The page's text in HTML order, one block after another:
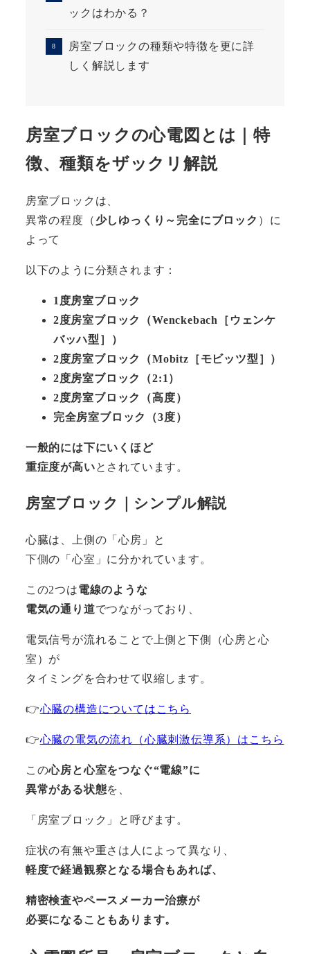
ックはわかる？
房室ブロックの種類や特徴を更に詳
しく解説します
房室ブロックの心電図とは｜特
徴、種類をザックリ解説
房室ブロックは、
異常の程度（ 少しゆっくり～完全にブロック ）に
よって
以下のように分類されます：
1度房室ブロック
2度房室ブロック（Wenckebach［ウェンケ
バッハ型］）
2度房室ブロック（Mobitz［モビッツ型］）
2度房室ブロック（2:1）
2度房室ブロック（高度）
完全房室ブロック（3度）
一般的には下にいくほど
重症度が高いとされています。
房室ブロック｜シンプル解説
心臓は、上側の「心房」と
下側の「心室」に分かれています。
この2つは電線のような
電気の通り道でつながっており、
電気信号が流れることで上側と下側（心房と心
室）が
タイミングを合わせて収縮します。
👉心臓の構造についてはこちら
👉心臓の電気の流れ（心臓刺激伝導系）はこちら
この心房と心室をつなぐ“電線”に
異常がある状態を、
「房室ブロック」と呼びます。
症状の有無や重さは人によって異なり、
軽度で経過観察となる場合もあれば、
精密検査やペースメーカー治療が
必要になることもあります。